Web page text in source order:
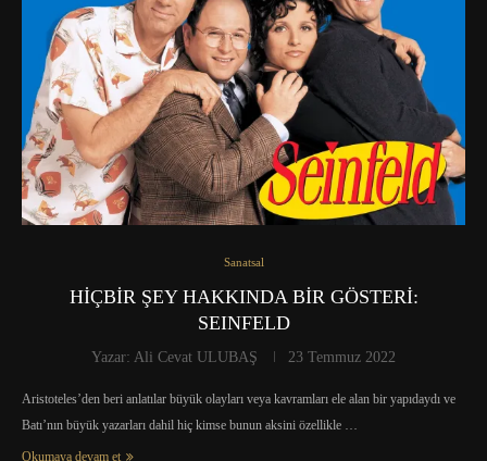
Sanatsal
HİÇBİR ŞEY HAKKINDA BİR GÖSTERİ:
SEINFELD
Yazar: Ali Cevat ULUBAŞ 23 Temmuz 2022
Aristoteles’den beri anlatılar büyük olayları veya kavramları ele alan bir yapıdaydı ve
Batı’nın büyük yazarları dahil hiç kimse bunun aksini özellikle …
Okumaya devam et